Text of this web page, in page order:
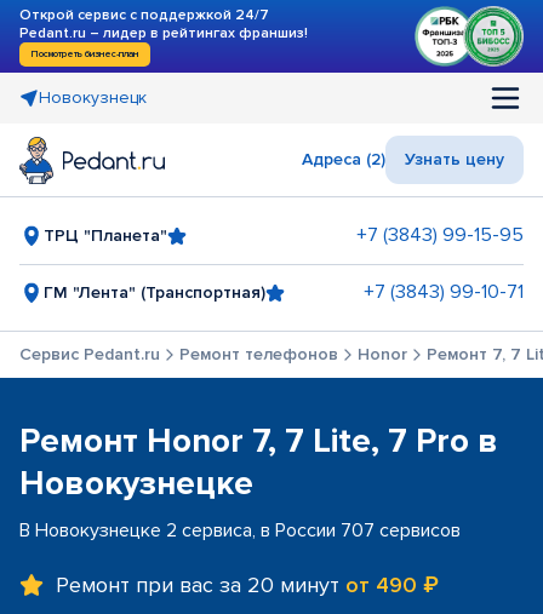
Открой сервис с поддержкой 24/7
Pedant.ru – лидер в рейтингах франшиз!
Посмотреть бизнес-план
Новокузнецк
Адреса (2) Узнать цену
ТРЦ "Планета" +7 (3843) 99-15-95
ГМ "Лента" (Транспортная) +7 (3843) 99-10-71
Сервис Pedant.ru Ремонт телефонов Honor Ремонт 7, 7
Ремонт Honor 7, 7 Lite, 7 Pro в
Новокузнецке
В Новокузнецке 2 сервиса, в России 707 сервисов
Ремонт при вас за 20 минут от 490 ₽